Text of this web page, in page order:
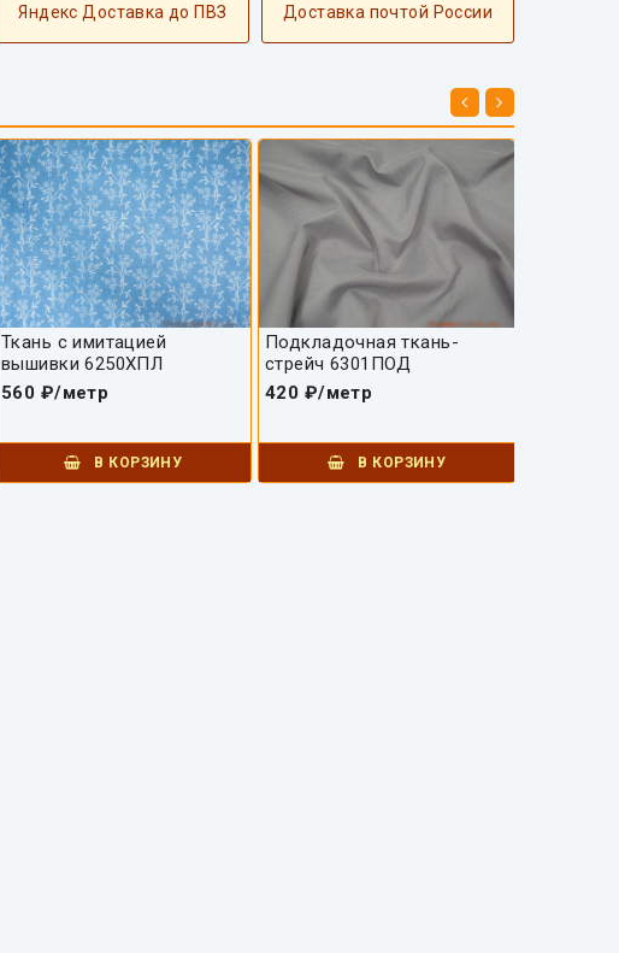
Яндекс Доставка до ПВЗ Доставка почтой России
Ткань с имитацией
вышивки 6250ХПЛ
560 ₽/метр
В КОРЗИНУ
Подкладочная ткань-
стрейч 6301ПОД
420 ₽/метр
В КОРЗИНУ